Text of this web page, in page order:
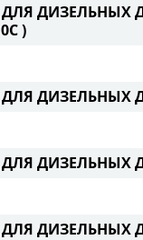
ДИЗЕЛЬНЫХ
)
ДИЗЕЛЬНЫХ
ДИЗЕЛЬНЫХ
ДИЗЕЛЬНЫХ